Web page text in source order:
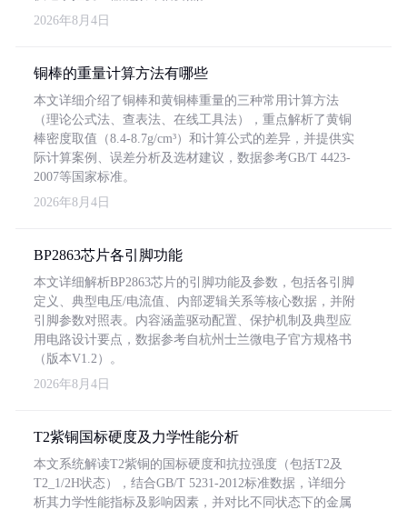
2026年8月4日
铜棒的重量计算方法有哪些
本文详细介绍了铜棒和黄铜棒重量的三种常用计算方法
（理论公式法、查表法、在线工具法），重点解析了黄铜
棒密度取值（8.4-8.7g/cm³）和计算公式的差异，并提供实
际计算案例、误差分析及选材建议，数据参考GB/T 4423-
2007等国家标准。
2026年8月4日
BP2863芯片各引脚功能
本文详细解析BP2863芯片的引脚功能及参数，包括各引脚
定义、典型电压/电流值、内部逻辑关系等核心数据，并附
引脚参数对照表。内容涵盖驱动配置、保护机制及典型应
用电路设计要点，数据参考自杭州士兰微电子官方规格书
（版本V1.2）。
2026年8月4日
T2紫铜国标硬度及力学性能分析
本文系统解读T2紫铜的国标硬度和抗拉强度（包括T2及
T2_1/2H状态），结合GB/T 5231-2012标准数据，详细分
析其力学性能指标及影响因素，并对比不同状态下的金属